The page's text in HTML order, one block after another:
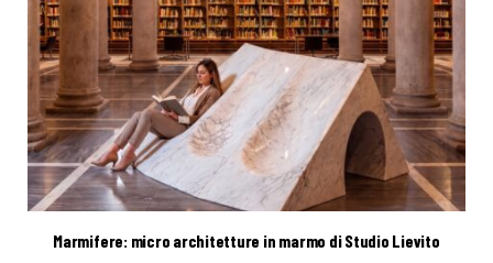
Marmifere: micro architetture in marmo di Studio Lievito